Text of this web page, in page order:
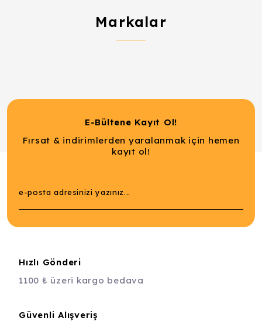
Markalar
E-Bültene Kayıt Ol!
Fırsat & indirimlerden yaralanmak için hemen
kayıt ol!
Hızlı Gönderi
1100 ₺ üzeri kargo bedava
Güvenli Alışveriş